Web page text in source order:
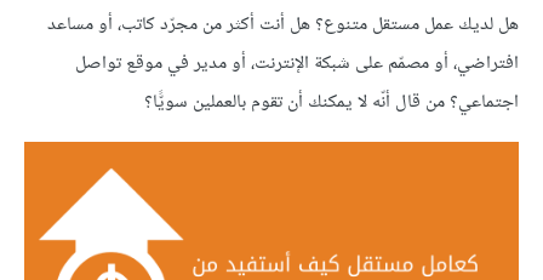
هل لديك عمل مستقل متنوع؟ هل أنت أكثر من مجرّد كاتب، أو مساعد
افتراضي، أو مصمّم على شبكة الإنترنت، أو مدير في موقع تواصل
اجتماعي؟ من قال أنّه لا يمكنك أن تقوم بالعملين سويًّا؟